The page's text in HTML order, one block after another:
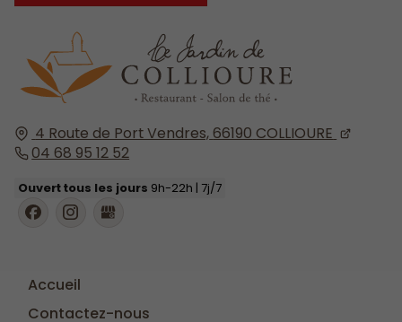
4 Route de Port Vendres, 66190 COLLIOURE
04 68 95 12 52
Ouvert tous les jours 9h-22h | 7j/7
Accueil
Contactez-nous